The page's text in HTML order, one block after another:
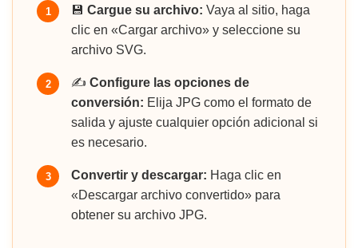
1 💾 Cargue su archivo: Vaya al sitio, haga
clic en «Cargar archivo» y seleccione su
archivo SVG.
2 ✍️ Configure las opciones de
conversión: Elija JPG como el formato de
salida y ajuste cualquier opción adicional si
es necesario.
3 Convertir y descargar: Haga clic en
«Descargar archivo convertido» para
obtener su archivo JPG.